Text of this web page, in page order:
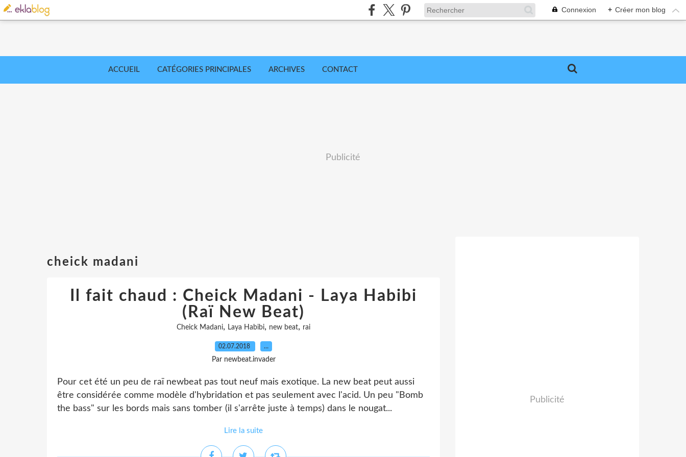
Connexion + Créer mon blog
ACCUEIL CATÉGORIES PRINCIPALES ARCHIVES CONTACT
Publicité
cheick madani
Il fait chaud : Cheick Madani - Laya Habibi
(Raï New Beat)
Cheick Madani, Laya Habibi, new beat, rai
02.07.2018 …
Par newbeat.invader
Pour cet été un peu de raï newbeat pas tout neuf mais exotique. La new beat peut aussi
être considérée comme modèle d'hybridation et pas seulement avec l'acid. Un peu "Bomb
the bass" sur les bords mais sans tomber (il s'arrête juste à temps) dans le nougat...
Lire la suite
Publicité